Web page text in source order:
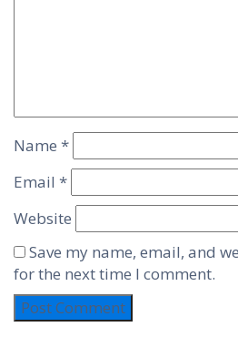
Name *
Email *
Website
Save my name, email, and
for the next time I comment.